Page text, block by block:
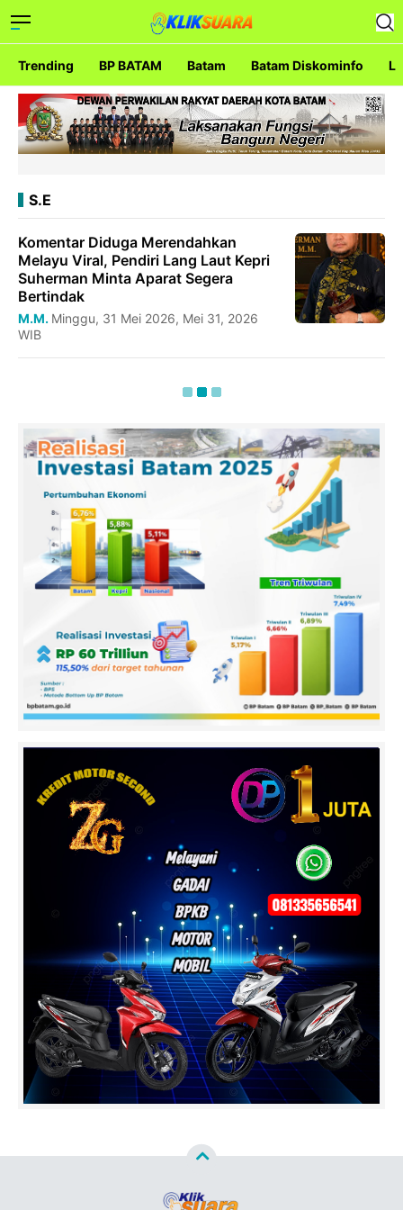
Trending BP BATAM Batam Batam Diskominfo
S.E
Komentar Diduga Merendahkan
Melayu Viral, Pendiri Lang Laut Kepri
Suherman Minta Aparat Segera
Bertindak
M.M. Minggu, 31 Mei 2026, Mei 31, 2026
WIB